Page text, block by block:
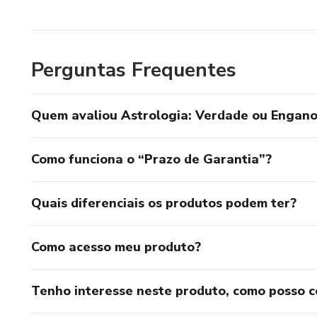
Perguntas Frequentes
Quem avaliou Astrologia: Verdade ou
Como funciona o “Prazo de Garantia”?
Quais diferenciais os produtos podem ter?
Como acesso meu produto?
Tenho interesse neste produto, como posso